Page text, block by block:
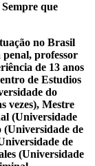
Sempre que
no Brasil
penal, professor
de 13 anos
de Estudios
do
vezes), Mestre
(Universidade
(Universidade de
de
(Universidade